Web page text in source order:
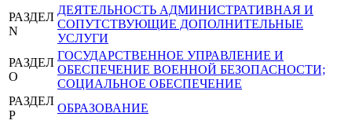
РАЗДЕЛ
N
ДЕЯТЕЛЬНОСТЬ АДМИНИСТРАТИВНАЯ И
СОПУТСТВУЮЩИЕ ДОПОЛНИТЕЛЬНЫЕ
УСЛУГИ
РАЗДЕЛ
O
ГОСУДАРСТВЕННОЕ УПРАВЛЕНИЕ И
ОБЕСПЕЧЕНИЕ ВОЕННОЙ БЕЗОПАСНОСТИ;
СОЦИАЛЬНОЕ ОБЕСПЕЧЕНИЕ
РАЗДЕЛ
P
ОБРАЗОВАНИЕ